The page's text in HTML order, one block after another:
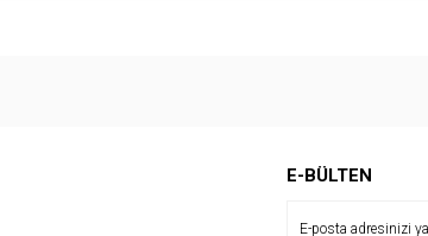
E-BÜLTEN